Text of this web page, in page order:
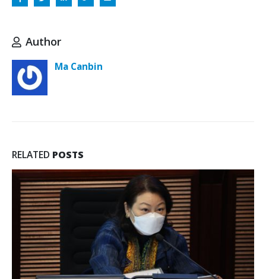
Author
Ma Canbin
RELATED POSTS